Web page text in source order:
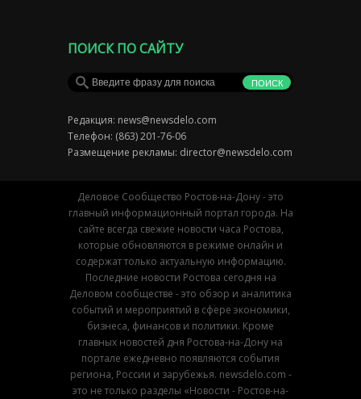
ПОИСК ПО САЙТУ
Редакция: news@newsdelo.com
Телефон: (863) 201-76-06
Размещение рекламы: director@newsdelo.com
Деловое Сообщество Ростов-на-Дону - это
главный информационный портал города. На
сайте всегда свежие новости часа Ростова,
которые обновляются в режиме онлайн и
содержат только актуальную информацию.
Последние новости Ростова сегодня на
Деловом сообществе - это обзор и аналитика
событий и мероприятий в сфере экономики,
бизнеса, финансов и политики. Кроме
главных новостей дня Ростова-на-Дону на
портале ежедневно появляются события
региона, России и зарубежья. newsdelo.com -
это не только разделы «Новости - Ростов-на-